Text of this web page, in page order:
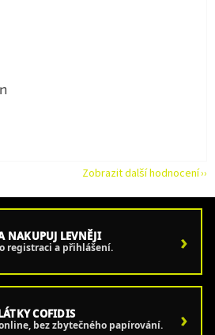
je 5 z 5 hvězdiček.
je 5 z 5 hvězdiček.
Zobrazit další hodnocení
NAKUPUJ LEVNĚJI
registraci a přihlášení. ›
COFIDIS
bez zbytečného papírování. ›